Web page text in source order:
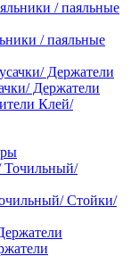
/ паяльные
Держатели
Клей/
Стойки/